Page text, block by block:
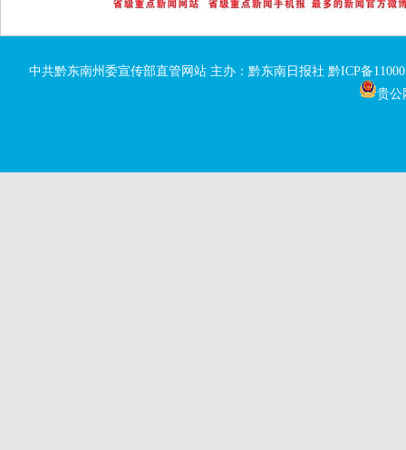
中共黔东南州委宣传部直管网站 主办：黔东南日报社 黔ICP备
贵公